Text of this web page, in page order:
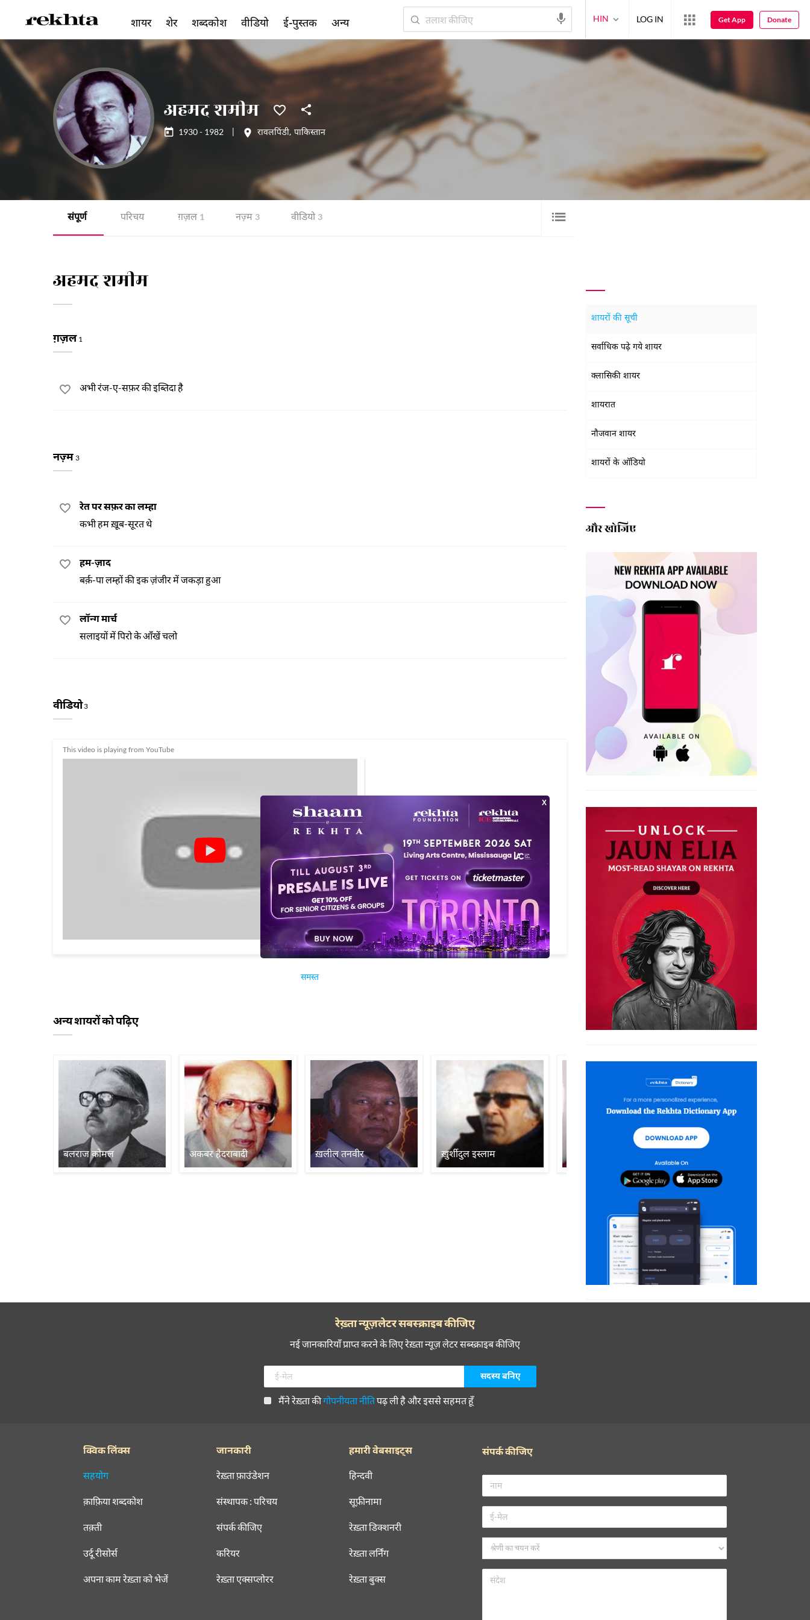
अहमद शमीम
1930 - 1982 रावलपिंडी, पाकिस्तान
संपूर्ण परिचय ग़ज़ल 1 नज़्म 3 वीडियो 3
अहमद शमीम
ग़ज़ल 1
अभी रंज-ए-सफ़र की इब्तिदा है
नज़्म 3
रेत पर सफ़र का लम्हा
कभी हम ख़ूब-सूरत थे
हम-ज़ाद
बर्क़-पा लम्हों की इक ज़ंजीर में जकड़ा हुआ
लॉन्ग मार्च
सलाइयों में पिरो के आँखें चलो
वीडियो3
This video is playing from YouTube
समस्त
अन्य शायरों को पढ़िए
बलराज कोमल अकबर हैदराबादी ख़लील तनवीर ख़ुर्शीदुल इस्लाम
शायरों की सूची
सर्वाधिक पढ़े गये शायर
क्लासिकी शायर
शायरात
नौजवान शायर
शायरों के ऑडियो
और खोजिए
शायर शेर शब्दकोश वीडियो ई-पुस्तक अन्य HIN LOG IN Get App Donate
रेख़्ता न्यूज़लेटर सबस्क्राइब कीजिए
नई जानकारियाँ प्राप्त करने के लिए रेख़्ता न्यूज़ लेटर सब्स्क्राइब कीजिए
मैंने रेख़्ता कीगोपनीयता नीतिपढ़ ली है और इससे सहमत हूँ
क्विक लिंक्स
सहयोग
क़ाफ़िया शब्दकोश
तक़्ती
उर्दू रीसोर्स
अपना काम रेख़्ता को भेजें
जानकारी
रेख़्ता फ़ाउंडेशन
संस्थापक : परिचय
संपर्क कीजिए
करियर
रेख़्ता एक्सप्लोरर
हमारी वेबसाइट्स
हिन्दवी
सूफ़ीनामा
रेख़्ता डिक्शनरी
रेख़्ता लर्निंग
रेख़्ता बुक्स
संपर्क कीजिए